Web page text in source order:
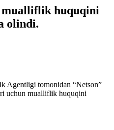
mualliflik huquqini
olindi.
Agentligi tomonidan “Netson”
uchun mualliflik huquqini